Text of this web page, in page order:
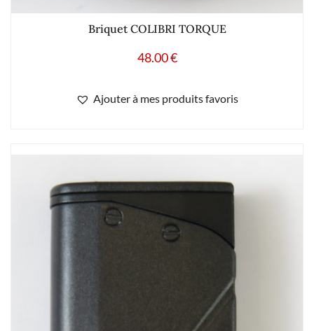
Briquet COLIBRI TORQUE
48.00€
Ajouter à mes produits favoris